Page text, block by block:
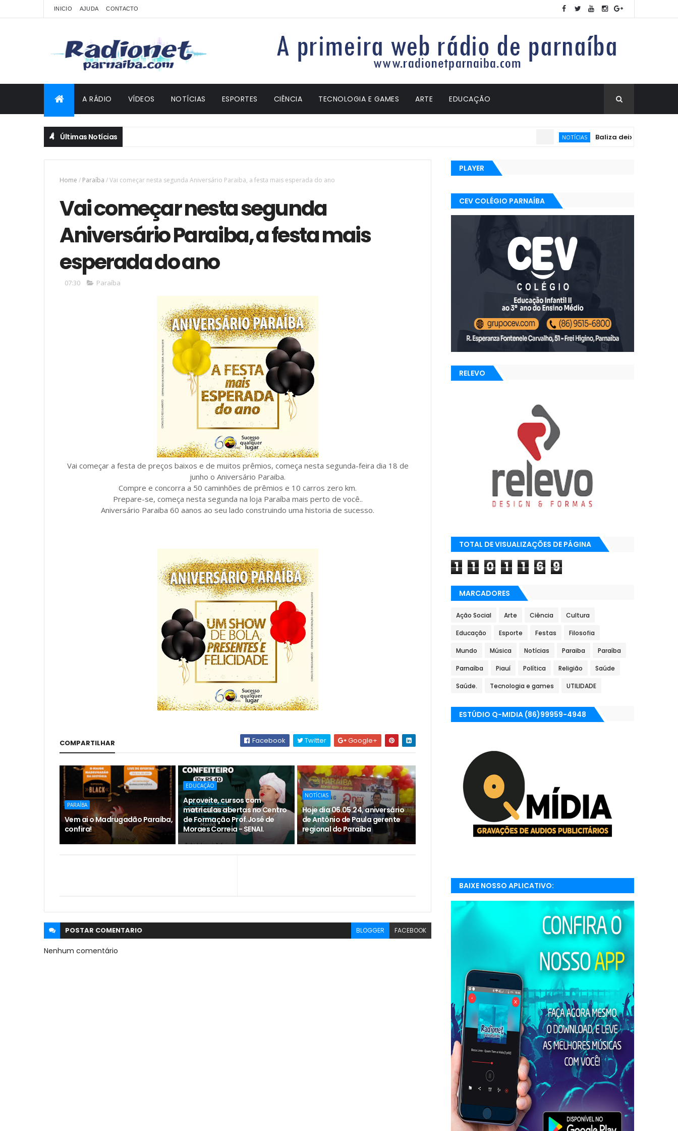
INICIO AJUDA CONTACTO
A RÁDIO VÍDEOS NOTÍCIAS ESPORTES CIÊNCIA TECNOLOGIA E GAMES ARTE EDUCAÇÃO
Últimas Notícias NOTÍCIAS Baliza deixa de ser exigida
Home / Paraíba /Vai começar nesta segunda Aniversário Paraiba, a festa mais esperada do ano
Vai começar nesta segunda
Aniversário Paraiba, a festa mais
esperada do ano
07:30 Paraíba
Vai começar a festa de preços baixos e de muitos prêmios, começa nesta segunda-feira dia 18 de
junho o Aniversário Paraiba.
Compre e concorra a 50 caminhões de prêmios e 10 carros zero km.
Prepare-se, começa nesta segunda na loja Paraíba mais perto de você..
Aniversário Paraiba 60 aanos ao seu lado construindo uma historia de sucesso.
COMPARTILHAR Facebook Twitter Google+
PARAÍBA
Vem ai o Madrugadão Paraíba,
confira!
EDUCAÇÃO
Aproveite, cursos com
matriculas abertas no Centro
de Formação Prof.José de
Moraes Correia - SENAI.
NOTÍCIAS
Hoje dia 06.05.24, aniversário
de Antônio de Paula gerente
regional do Paraíba
POSTAR COMENTARIO BLOGGER FACEBOOK
Nenhum comentário
PLAYER
CEV COLÉGIO PARNAÍBA
RELEVO
TOTAL DE VISUALIZAÇÕES DE PÁGINA
1 1 0 1 1 6 9
MARCADORES
Ação Social Arte Ciência Cultura
Educação Esporte Festas Filosofia
Mundo Música Notícias Paraiba Paraíba
Parnaíba Piauí Política Religião Saúde
Saúde. Tecnologia e games UTILIDADE
ESTÚDIO Q-MIDIA (86)99959-4948
BAIXE NOSSO APLICATIVO:
RADIONETPARNAIBA